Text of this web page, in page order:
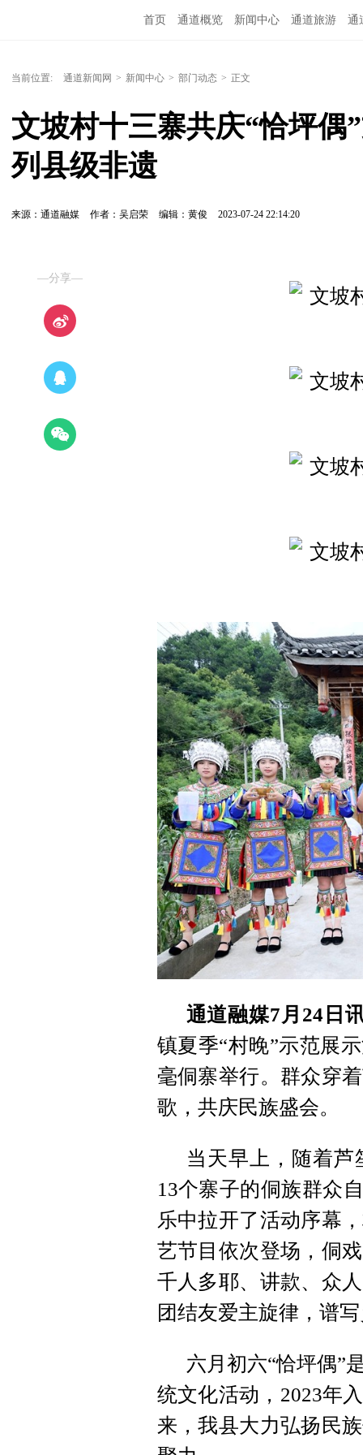
首页 通道概览 新闻中心 通道旅游 通
当前位置: 通道新闻网 > 新闻中心 > 部门动态 > 正文
文坡村十三寨共庆“恰坪偶
列县级非遗
来源：通道融媒 作者：吴启荣 编辑：黄俊 2023-07-24 22:14:20
—分享—
通道融媒7月24日
镇夏季“村晚”示范展
毫侗寨举行。群众穿
歌，共庆民族盛会。
当天早上，随着
13个寨子的侗族群众
乐中拉开了活动序幕
艺节目依次登场，侗
千人多耶、讲款、众
团结友爱主旋律，谱
六月初六“恰坪偶”
统文化活动，2023年
来，我县大力弘扬民